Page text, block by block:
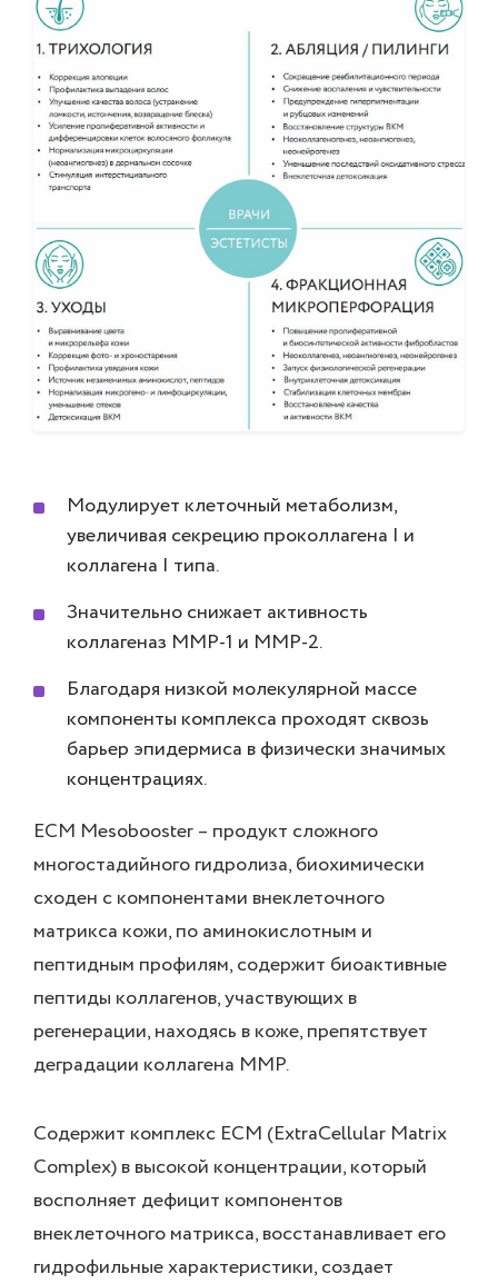
Модулирует клеточный метаболизм,
увеличивая секрецию проколлагена I и
коллагена I типа.
Значительно снижает активность
коллагеназ ММР-1 и ММР-2.
Благодаря низкой молекулярной массе
компоненты комплекса проходят сквозь
барьер эпидермиса в физически значимых
концентрациях.
ECM Mesobooster – продукт сложного
многостадийного гидролиза, биохимически
сходен с компонентами внеклеточного
матрикса кожи, по аминокислотным и
пептидным профилям, содержит биоактивные
пептиды коллагенов, участвующих в
регенерации, находясь в коже, препятствует
деградации коллагена ММР.
Содержит комплекс ЕСМ (ExtraCellular Matrix
Complex) в высокой концентрации, который
восполняет дефицит компонентов
внеклеточного матрикса, восстанавливает его
гидрофильные характеристики, создает